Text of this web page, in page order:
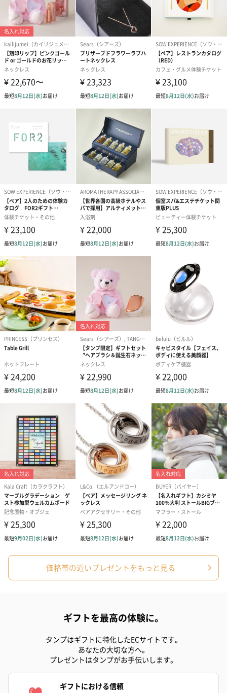
価格帯の近いプレゼントをもっと見る
ギフトを最高の体験に。
タンプはギフトに特化したECサイトです。
あなたの大切な方へ。
プレゼントはタンプがお手伝いします。
ギフトにおける信頼